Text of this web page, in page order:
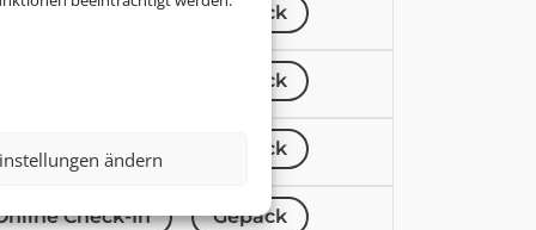
ändern
Check-In Gepäck
Gepäck
Online Check-In Gepäck
Check-In Gepäck